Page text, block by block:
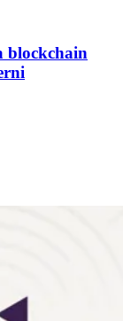
blockchain